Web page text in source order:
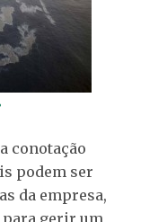
conotação
podem ser
da empresa,